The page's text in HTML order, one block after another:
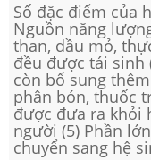
Số đặc điểm của
Nguồn năng
than, dầu mỏ,
đều được tái sinh
còn bổ sung
phân bón, thuốc
được đưa ra khỏi
người (5) Phần
chuyển sang hệ